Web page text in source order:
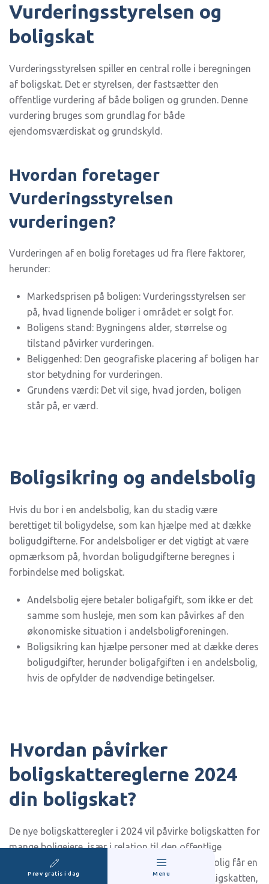
Vurderingsstyrelsen og
boligskat
Vurderingsstyrelsen spiller en central rolle i beregningen
af boligskat. Det er styrelsen, der fastsætter den
offentlige vurdering af både boligen og grunden. Denne
vurdering bruges som grundlag for både
ejendomsværdiskat og grundskyld.
Hvordan foretager
Vurderingsstyrelsen
vurderingen?
Vurderingen af en bolig foretages ud fra flere faktorer,
herunder:
Markedsprisen på boligen: Vurderingsstyrelsen ser
på, hvad lignende boliger i området er solgt for.
Boligens stand: Bygningens alder, størrelse og
tilstand påvirker vurderingen.
Beliggenhed: Den geografiske placering af boligen har
stor betydning for vurderingen.
Grundens værdi: Det vil sige, hvad jorden, boligen
står på, er værd.
Boligsikring og andelsbolig
Hvis du bor i en andelsbolig, kan du stadig være
berettiget til boligydelse, som kan hjælpe med at dække
boligudgifterne. For andelsboliger er det vigtigt at være
opmærksom på, hvordan boligudgifterne beregnes i
forbindelse med boligskat.
Andelsbolig ejere betaler boligafgift, som ikke er det
samme som husleje, men som kan påvirkes af den
økonomiske situation i andelsboligforeningen.
Boligsikring kan hjælpe personer med at dække deres
boligudgifter, herunder boligafgiften i en andelsbolig,
hvis de opfylder de nødvendige betingelser.
Hvordan påvirker
boligskattereglerne 2024
din boligskat?
De nye boligskatteregler i 2024 vil påvirke boligskatten for
mange boligejere, især i relation til den offentlige
vurdering og ejendomsværdiskatten. Hvis din bolig får en
højere vurdering, kan du opleve en stigning i boligskatten,
Prøv gratis i dag Menu